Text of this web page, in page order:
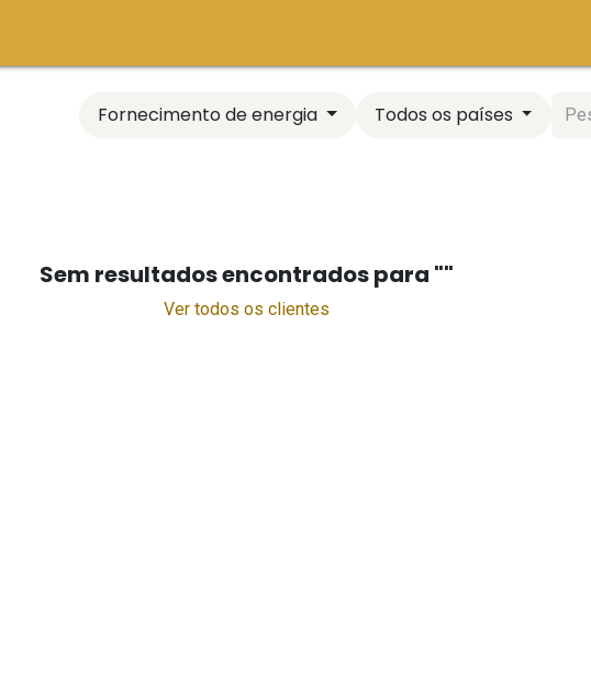
Fornecimento de energia Todos os países
Sem resultados encontrados para ""
Ver todos os clientes